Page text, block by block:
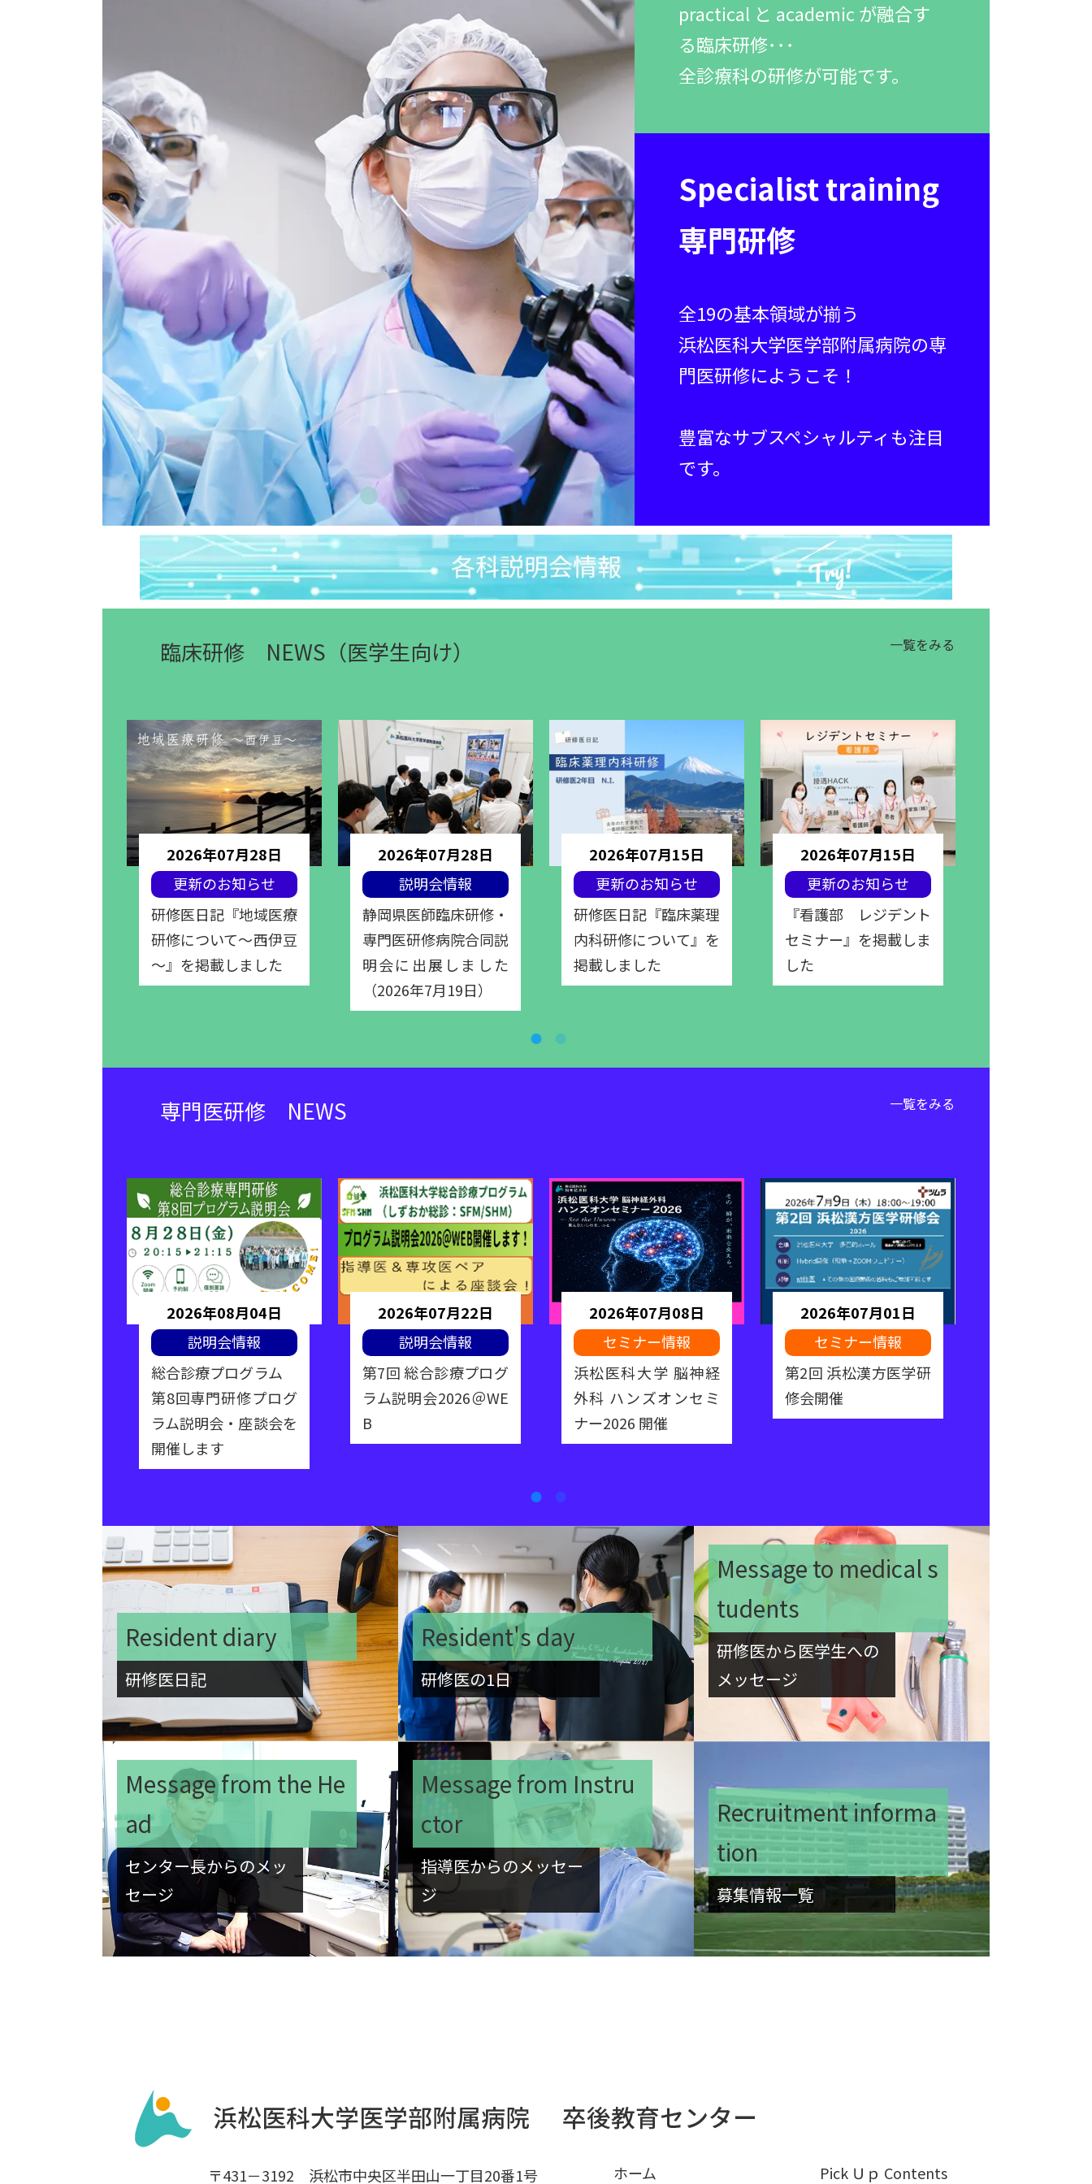
practical と academic が融合す
る臨床研修･･･
全診療科の研修が可能です。
Specialist training
専門研修
全19の基本領域が揃う
浜松医科大学医学部附属病院の専
門医研修にようこそ！
豊富なサブスペシャルティも注目
です。
臨床研修 NEWS（医学生向け） 一覧をみる
2026年07月28日
更新のお知らせ
研修医日記『地域医療
研修について～西伊豆
～』を掲載しました
2026年07月28日
説明会情報
静岡県医師臨床研修・
専門医研修病院合同説
明会に出展しました
（2026年7月19日）
2026年07月15日
更新のお知らせ
研修医日記『臨床薬理
内科研修について』を
掲載しました
2026年07月15日
更新のお知らせ
『看護部 レジデント
セミナー』を掲載しま
した
専門医研修 NEWS 一覧をみる
2026年08月04日
説明会情報
総合診療プログラム
第8回専門研修プログ
ラム説明会・座談会を
開催します
2026年07月22日
説明会情報
第7回 総合診療プログ
ラム説明会2026＠WE
B
2026年07月08日
セミナー情報
浜松医科大学 脳神経
外科 ハンズオンセミ
ナー2026 開催
2026年07月01日
セミナー情報
第2回 浜松漢方医学研
修会開催
Resident diary
研修医日記
Resident's day
研修医の1日
Message to medical s
tudents
研修医から医学生への
メッセージ
Message from the He
ad
センター長からのメッ
セージ
Message from Instru
ctor
指導医からのメッセー
ジ
Recruitment informa
tion
募集情報一覧
〒431－3192 浜松市中央区半田山一丁目20番1号 ホーム Pick Ｕｐ Contents